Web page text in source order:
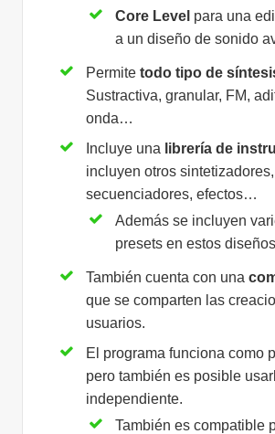
Core Level para una
a un diseño de sonido
Permite todo tipo de
Sustractiva, granular, FM,
onda…
Incluye una librería de
incluyen otros
secuenciadores, efectos…
Además se incluyen
presets en estos
También cuenta con una
que se comparten las
usuarios.
El programa funciona como
pero también es posible
independiente.
También es compatible